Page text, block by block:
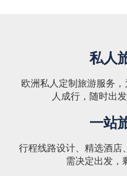
私人
欧洲私人定制旅游服务
人成行，随时出
一站
行程线路设计、精选酒
需决定出发，